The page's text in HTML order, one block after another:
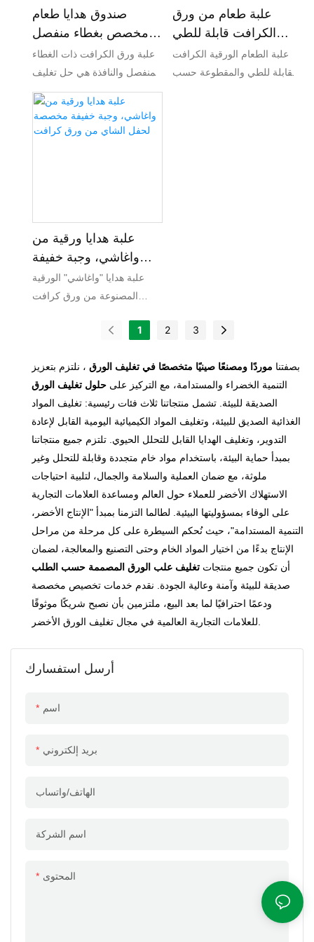
أرسل استفسارك
اسم
بريد إلكتروني
الهاتف/واتساب
اسم الشركة
المحتوى
التغليف.
صندوق هدايا طعام
مخصص بغطاء منفصل
من ورق كرافت مع نافذة
علبة ورق الكرافت ذات الغطاء
المنفصل والنافذة هي حل تغليف
صديق للبيئة مصمم خصيصًا
لهدايا الطعام. تتميز هذه العلبة
الأنيقة بنافذة جذابة تعرض أشهى
علبة طعام من ورق
الكرافت قابلة للطي
ومقطوعة حسب الطلب
على شكل معجنات
علبة الطعام الورقية الكرافت
القابلة للطي والمقطوعة حسب
علبة هدايا ورقية من
واغاشي، وجبة خفيفة
مخصصة لحفل الشاي
من ورق كرافت
علبة هدايا "واغاشي" الورقية
المصنوعة من ورق كرافت
حل تغليف فاخر، مصمم لتقديم
التقليدية بأناقة. مصنوعة من
ورق كرافت متين، لا تُضفي هذه
العلبة المصممة خصيصًا لمسة
جمالية على حلويات حفل الشاي
فحسب، بل تُضفي أيضًا لمسة
شخصية مميزة على مناسبات
تقديم الهدايا.
1 2 3
بصفتنا موردًا ومصنعًا صينيًا متخصصًا في تغليف الورق ، نلتزم بتعزيز
التنمية الخضراء والمستدامة، مع التركيز على حلول تغليف الورق
الصديقة للبيئة. تشمل منتجاتنا ثلاث فئات رئيسية: تغليف المواد
الغذائية الصديق للبيئة، وتغليف المواد الكيميائية اليومية القابل لإعادة
التدوير، وتغليف الهدايا القابل للتحلل الحيوي. تلتزم جميع منتجاتنا
بمبدأ حماية البيئة، باستخدام مواد خام متجددة وقابلة للتحلل وغير
ملوثة، مع ضمان العملية والسلامة والجمال، لتلبية احتياجات
الاستهلاك الأخضر للعملاء حول العالم ومساعدة العلامات التجارية
على الوفاء بمسؤوليتها البيئية. لطالما التزمنا بمبدأ "الإنتاج الأخضر،
التنمية المستدامة"، حيث نُحكم السيطرة على كل مرحلة من مراحل
الإنتاج بدءًا من اختيار المواد الخام وحتى التصنيع والمعالجة، لضمان
أن تكون جميع منتجات تغليف علب الورق المصممة حسب الطلب
صديقة للبيئة وآمنة وعالية الجودة. نقدم خدمات تخصيص مخصصة
ودعمًا احترافيًا لما بعد البيع، ملتزمين بأن نصبح شريكًا موثوقًا